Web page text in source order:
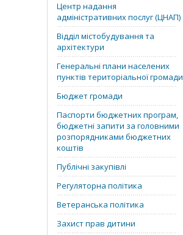
Центр надання
адміністративних послуг (ЦНАП)
Відділ містобудування та
архітектури
Генеральні плани населених
пунктів територіальної громади
Бюджет громади
Паспорти бюджетних програм,
бюджетні запити за головними
розпорядниками бюджетних
коштів
Публічні закупівлі
Регуляторна політика
Ветеранська політика
Захист прав дитини